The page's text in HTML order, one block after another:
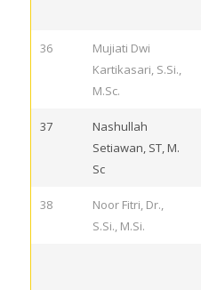
36
Mujiati Dwi
Kartikasari, S.Si.,
M.Sc.
37
Nashullah
Setiawan, ST, M.
Sc
38
Noor Fitri, Dr.,
S.Si., M.Si.